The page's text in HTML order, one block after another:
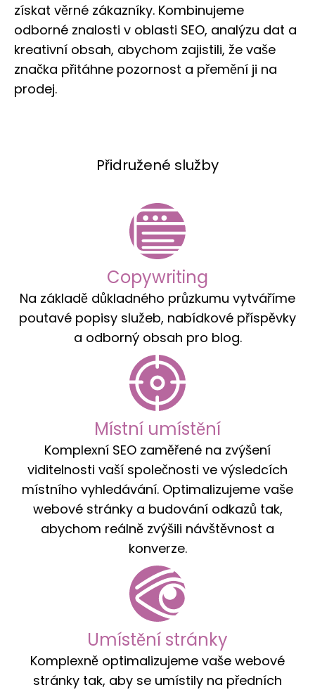
získat věrné zákazníky. Kombinujeme
odborné znalosti v oblasti SEO, analýzu dat a
kreativní obsah, abychom zajistili, že vaše
značka přitáhne pozornost a přemění ji na
prodej.
Přidružené služby
Copywriting
Na základě důkladného průzkumu vytváříme
poutavé popisy služeb, nabídkové příspěvky
a odborný obsah pro blog.
Místní umístění
Komplexní SEO zaměřené na zvýšení
viditelnosti vaší společnosti ve výsledcích
místního vyhledávání. Optimalizujeme vaše
webové stránky a budování odkazů tak,
abychom reálně zvýšili návštěvnost a
konverze.
Umístění stránky
Komplexně optimalizujeme vaše webové
stránky tak, aby se umístily na předních